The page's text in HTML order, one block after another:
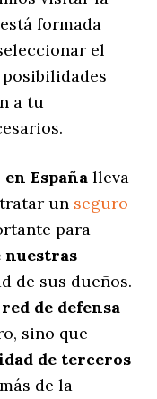
formada
el
a tu
España lleva
un seguro
para
de sus dueños.
red de defensa
sino que
de terceros
de la